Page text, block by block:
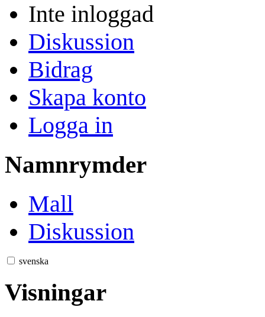
Inte inloggad
Diskussion
Bidrag
Skapa konto
Logga in
Namnrymder
Mall
Diskussion
svenska
Visningar